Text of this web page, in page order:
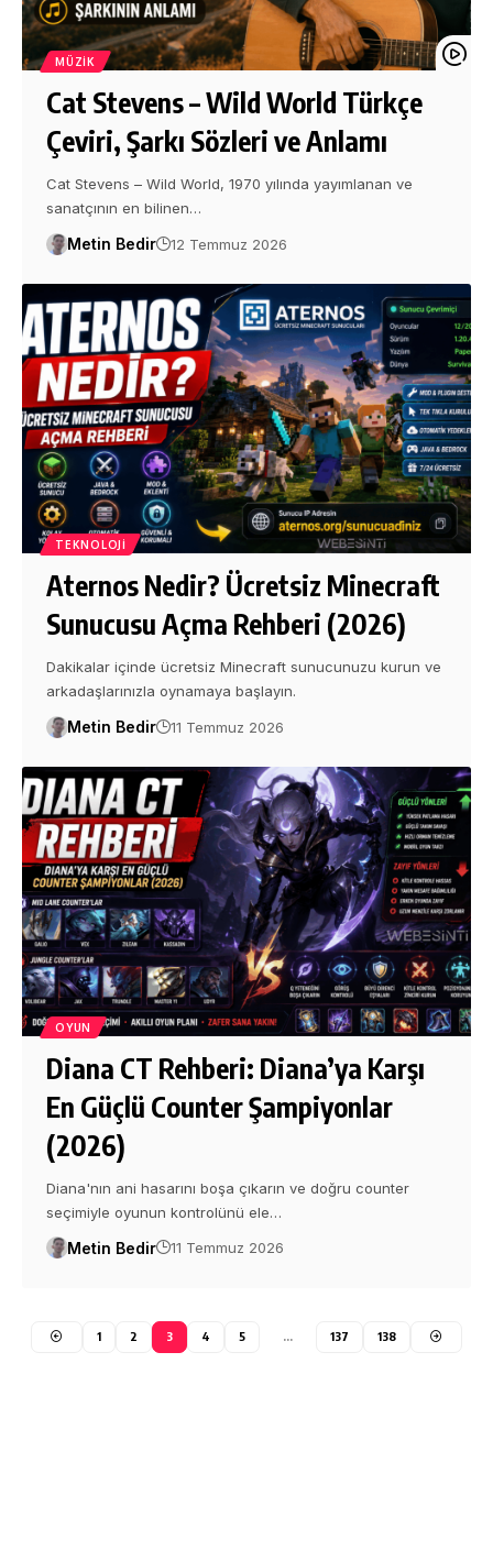
MÜZIK
Cat Stevens – Wild World Türkçe
Çeviri, Şarkı Sözleri ve Anlamı
Cat Stevens – Wild World, 1970 yılında yayımlanan ve
sanatçının en bilinen…
Metin Bedir 12 Temmuz 2026
TEKNOLOJI
Aternos Nedir? Ücretsiz Minecraft
Sunucusu Açma Rehberi (2026)
Dakikalar içinde ücretsiz Minecraft sunucunuzu kurun ve
arkadaşlarınızla oynamaya başlayın.
Metin Bedir 11 Temmuz 2026
OYUN
Diana CT Rehberi: Diana’ya Karşı
En Güçlü Counter Şampiyonlar
(2026)
Diana'nın ani hasarını boşa çıkarın ve doğru counter
seçimiyle oyunun kontrolünü ele…
Metin Bedir 11 Temmuz 2026
1 2 3 4 5 … 137 138